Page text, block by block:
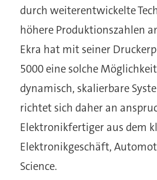
durch weiterentwickelte
höhere Produktionszahlen
Ekra hat mit seiner
5000 eine solche
dynamisch, skalierbare
richtet sich daher an
Elektronikfertiger aus dem
Elektronikgeschäft,
Science.